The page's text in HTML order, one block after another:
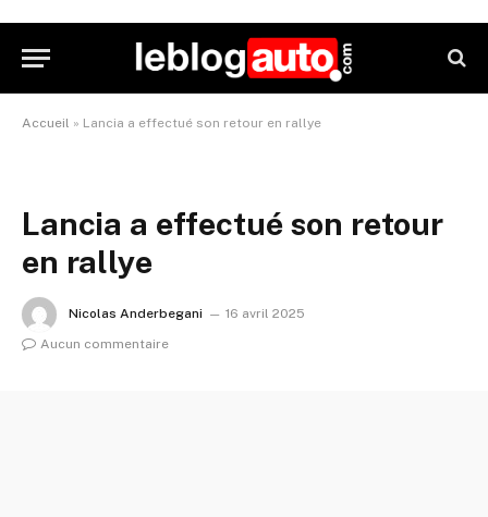
Accueil » Lancia a effectué son retour en rallye
Lancia a effectué son retour
en rallye
Nicolas Anderbegani
16 avril 2025
Aucun commentaire